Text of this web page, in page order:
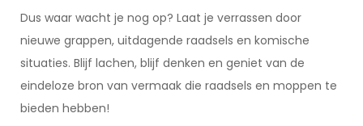
Dus waar wacht je nog op? Laat je verrassen door
nieuwe grappen, uitdagende raadsels en komische
situaties. Blijf lachen, blijf denken en geniet van de
eindeloze bron van vermaak die raadsels en moppen te
bieden hebben!